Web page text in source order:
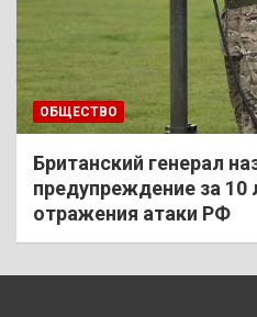
ОБЩЕСТВО
Британский генерал
предупреждение за 10
отражения атаки РФ